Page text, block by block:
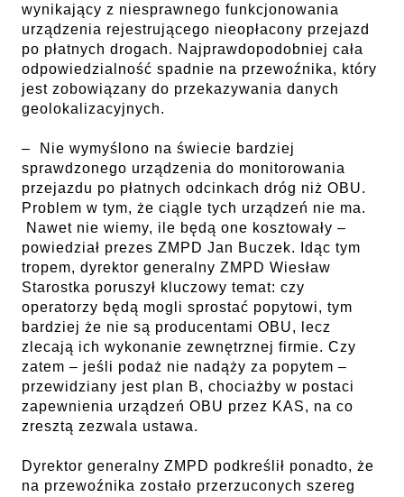
wynikający z niesprawnego funkcjonowania
urządzenia rejestrującego nieopłacony przejazd
po płatnych drogach. Najprawdopodobniej cała
odpowiedzialność spadnie na przewoźnika, który
jest zobowiązany do przekazywania danych
geolokalizacyjnych.
– Nie wymyślono na świecie bardziej
sprawdzonego urządzenia do monitorowania
przejazdu po płatnych odcinkach dróg niż OBU.
Problem w tym, że ciągle tych urządzeń nie ma.
Nawet nie wiemy, ile będą one kosztowały –
powiedział prezes ZMPD Jan Buczek. Idąc tym
tropem, dyrektor generalny ZMPD Wiesław
Starostka poruszył kluczowy temat: czy
operatorzy będą mogli sprostać popytowi, tym
bardziej że nie są producentami OBU, lecz
zlecają ich wykonanie zewnętrznej firmie. Czy
zatem – jeśli podaż nie nadąży za popytem –
przewidziany jest plan B, chociażby w postaci
zapewnienia urządzeń OBU przez KAS, na co
zresztą zezwala ustawa.
Dyrektor generalny ZMPD podkreślił ponadto, że
na przewoźnika zostało przerzuconych szereg